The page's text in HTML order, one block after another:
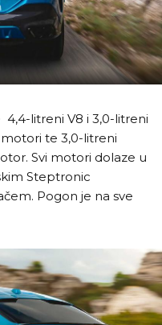
litreni V8 i 3,0-litreni
te 3,0-litreni
Svi motori dolaze u
Steptronic
Pogon je na sve